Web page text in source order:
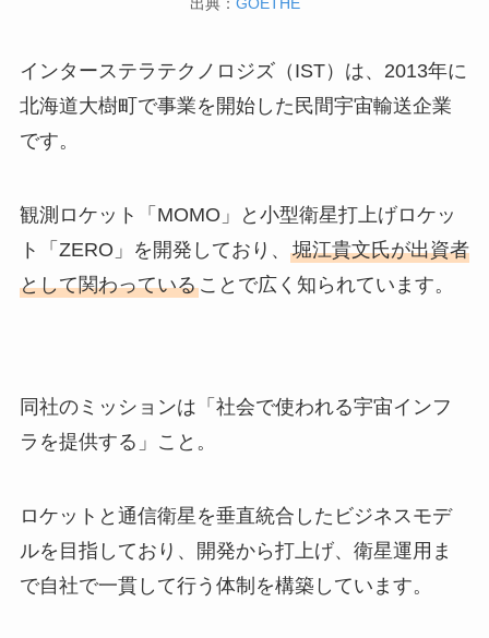
出典： GOETHE
インターステラテクノロジズ（IST）は、2013年に
北海道大樹町で事業を開始した民間宇宙輸送企業
です。
観測ロケット「MOMO」と小型衛星打上げロケッ
ト「ZERO」を開発しており、 堀江貴文氏が出資者
として関わっていることで広く知られています。
同社のミッションは「社会で使われる宇宙インフ
ラを提供する」こと。
ロケットと通信衛星を垂直統合したビジネスモデ
ルを目指しており、開発から打上げ、衛星運用ま
で自社で一貫して行う体制を構築しています。